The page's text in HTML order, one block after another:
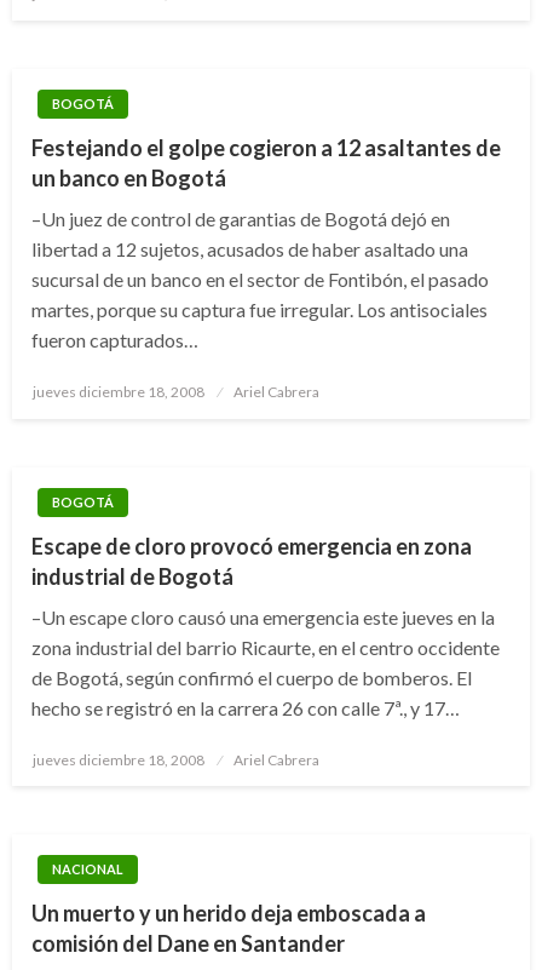
BOGOTÁ
Festejando el golpe cogieron a 12 asaltantes de
un banco en Bogotá
–Un juez de control de garantias de Bogotá dejó en
libertad a 12 sujetos, acusados de haber asaltado una
sucursal de un banco en el sector de Fontibón, el pasado
martes, porque su captura fue irregular. Los antisociales
fueron capturados…
Publicado
jueves diciembre 18, 2008 Ariel Cabrera
BOGOTÁ
Escape de cloro provocó emergencia en zona
industrial de Bogotá
–Un escape cloro causó una emergencia este jueves en la
zona industrial del barrio Ricaurte, en el centro occidente
de Bogotá, según confirmó el cuerpo de bomberos. El
hecho se registró en la carrera 26 con calle 7ª., y 17…
Publicado
jueves diciembre 18, 2008 Ariel Cabrera
NACIONAL
Un muerto y un herido deja emboscada a
comisión del Dane en Santander